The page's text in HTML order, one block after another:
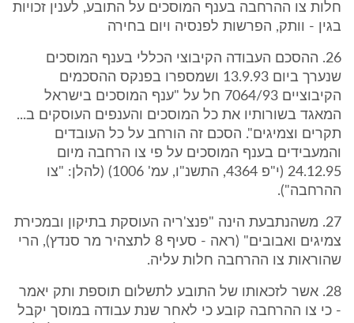
חלות צו ההרחבה בענף המוסכים על התובע, לענין זכויות
בגין - וותק, הפרשות לפנסיה ויום בחירה
26. ההסכם העבודה הקיבוצי הכללי בענף המוסכים
שנערך ביום 13.9.93 ושמספרו בפנקס ההסכמים
הקיבוציים 7064/93 חל על "ענף המוסכים בישראל
המאגד בשורותיו את כל המוסכים והענפים העוסקים ב...
תקרים וצמיגים". הסכם זה הורחב על כל העובדים
והמעבידים בענף המוסכים על פי צו הרחבה מיום
24.12.95 (י"פ 4364, התשנ"ו, עמ' 1006) (להלן: "צו
ההרחבה").
27. משהנתבעת הינה "פנצ'ריה העוסקת בתיקון ובמכירת
צמיגים ואבובים" (ראה - סעיף 8 לתצהיר מר סנדץ), הרי
שהוראות צו ההרחבה חלות עליה.
28. אשר לזכאותו של התובע לתשלום תוספת ותק יאמר
- כי צו ההרחבה קובע כי לאחר שנת עבודה במוסך יקבל